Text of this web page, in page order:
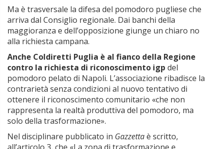
Ma è trasversale la difesa del pomodoro pugliese che
arriva dal Consiglio regionale. Dai banchi della
maggioranza e dell’opposizione giunge un chiaro no
alla richiesta campana.
Anche Coldiretti Puglia è al fianco della Regione
contro la richiesta di riconoscimento igp del
pomodoro pelato di Napoli. L’associazione ribadisce la
contrarietà senza condizioni al nuovo tentativo di
ottenere il riconoscimento comunitario «che non
rappresenta la realtà produttiva del pomodoro, ma
solo della trasformazione».
Nel disciplinare pubblicato in Gazzettaè scritto,